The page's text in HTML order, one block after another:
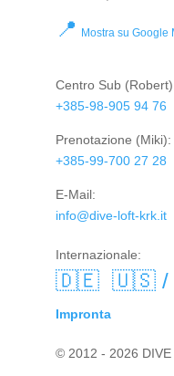
📍 Mostra su Google
Centro Sub
+385-98-905 94 76
Prenotazione (Miki):
+385-99-700 27 28
E-Mail:
info@dive-loft-krk.it
Internazionale:
🇩🇪 🇺🇸
Impronta
© 2012 - 2026 DIVE